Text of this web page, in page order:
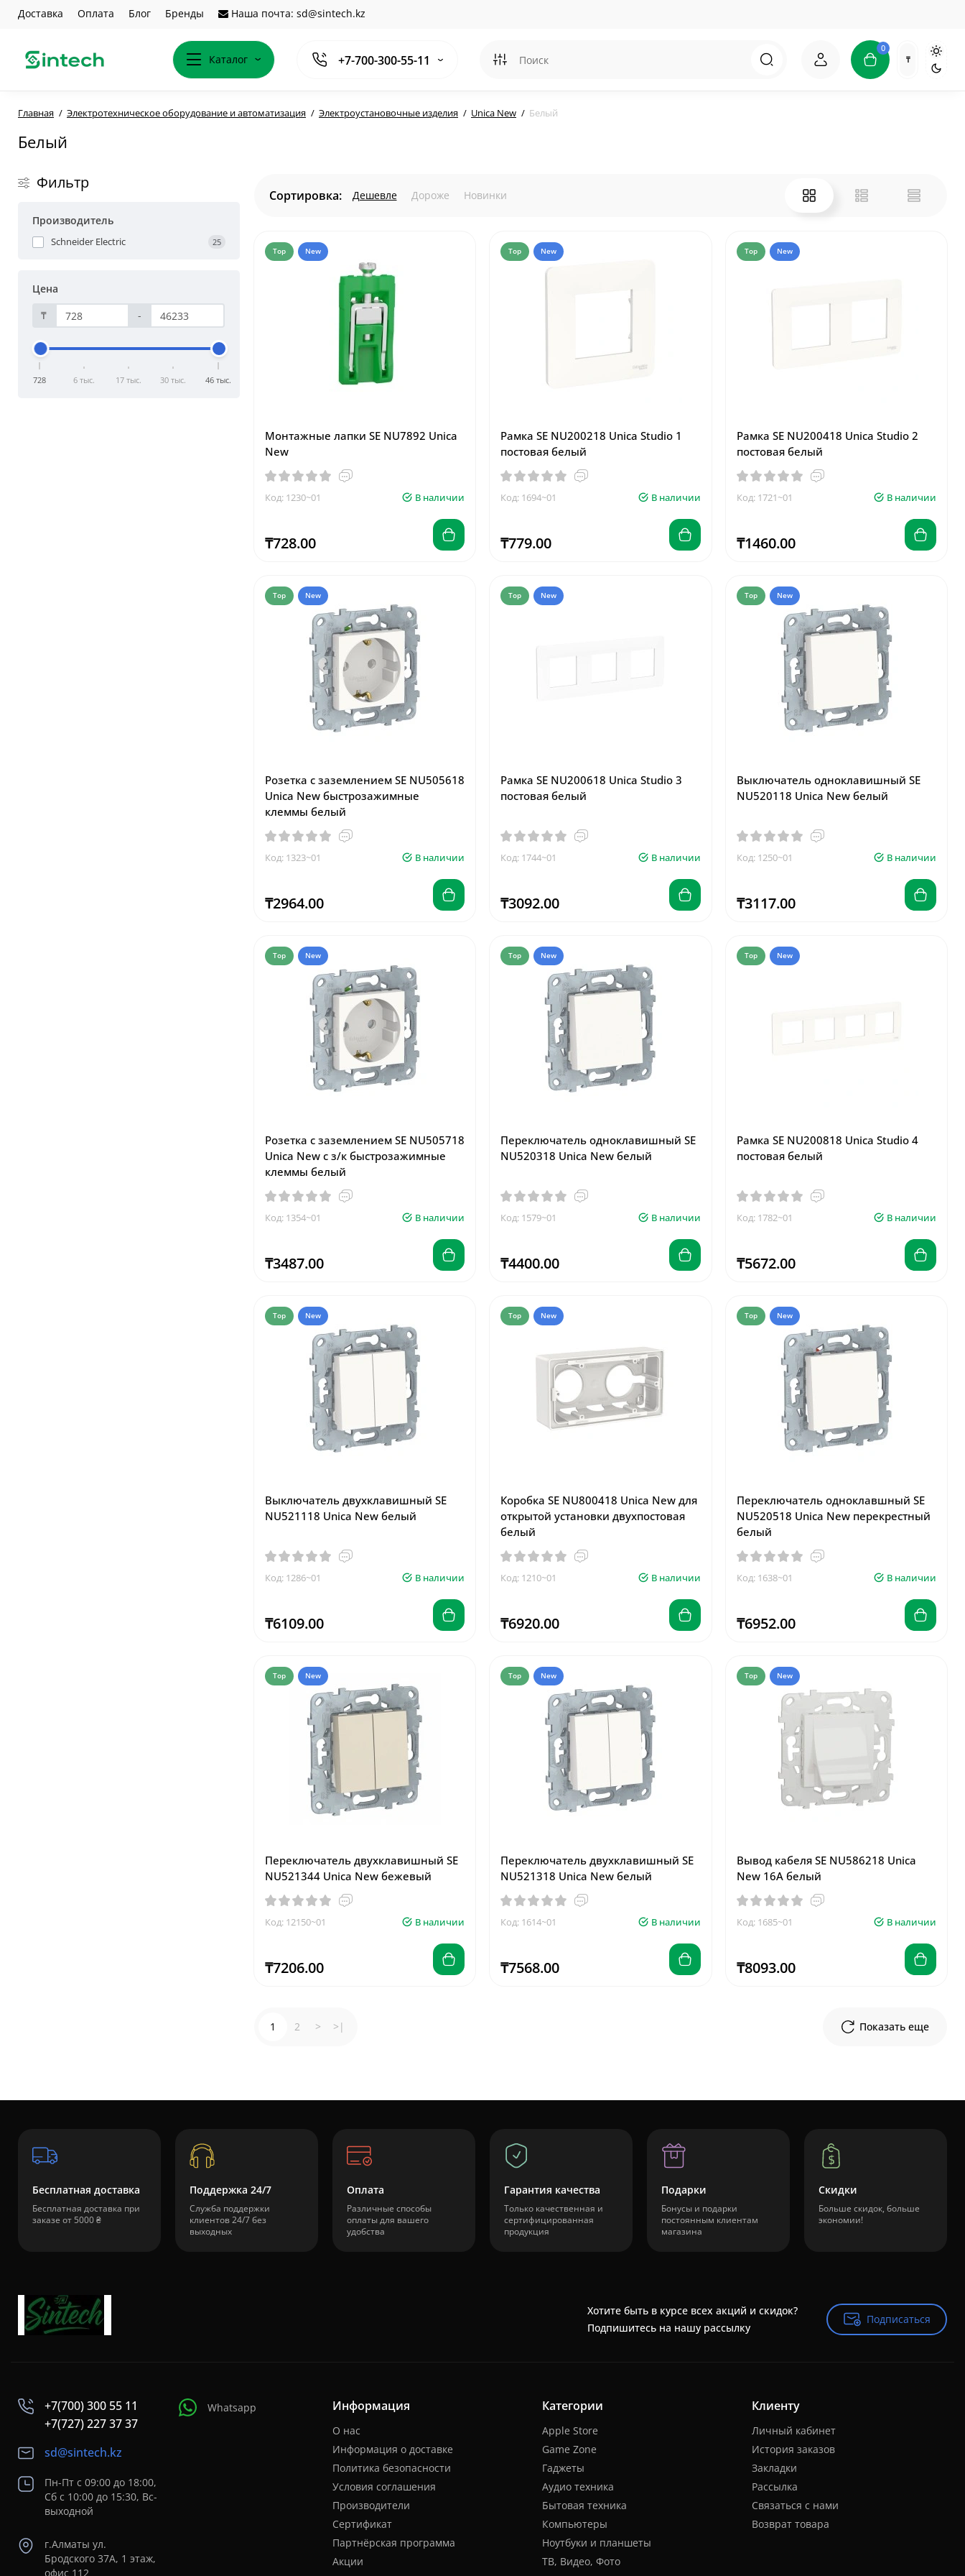
Доставка Оплата Блог Бренды Наша почта: sd@sintech.kz
Каталог +7-700-300-55-11
0
₸
Главная Электротехническое оборудование и автоматизация Электроустановочные изделия Unica New Белый
Белый
Фильтр
Производитель
Schneider Electric 25
Цена
₸
-
728 6 тыс. 17 тыс. 30 тыс. 46 тыс.
Сортировка: Дешевле Дороже Новинки
Top New
Монтажные лапки SE NU7892 Unica
New
Код: 1230~01 В наличии
₸728.00
Top New
Рамка SE NU200218 Unica Studio 1
постовая белый
Код: 1694~01 В наличии
₸779.00
Top New
Рамка SE NU200418 Unica Studio 2
постовая белый
Код: 1721~01 В наличии
₸1460.00
Top New
Розетка с заземлением SE NU505618
Unica New быстрозажимные
клеммы белый
Код: 1323~01 В наличии
₸2964.00
Top New
Рамка SE NU200618 Unica Studio 3
постовая белый
Код: 1744~01 В наличии
₸3092.00
Top New
Выключатель одноклавишный SE
NU520118 Unica New белый
Код: 1250~01 В наличии
₸3117.00
Top New
Розетка с заземлением SE NU505718
Unica New с з/к быстрозажимные
клеммы белый
Код: 1354~01 В наличии
₸3487.00
Top New
Переключатель одноклавишный SE
NU520318 Unica New белый
Код: 1579~01 В наличии
₸4400.00
Top New
Рамка SE NU200818 Unica Studio 4
постовая белый
Код: 1782~01 В наличии
₸5672.00
Top New
Выключатель двухклавишный SE
NU521118 Unica New белый
Код: 1286~01 В наличии
₸6109.00
Top New
Коробка SE NU800418 Unica New для
открытой установки двухпостовая
белый
Код: 1210~01 В наличии
₸6920.00
Top New
Переключатель одноклавшный SE
NU520518 Unica New перекрестный
белый
Код: 1638~01 В наличии
₸6952.00
Top New
Переключатель двухклавишный SE
NU521344 Unica New бежевый
Код: 12150~01 В наличии
₸7206.00
Top New
Переключатель двухклавишный SE
NU521318 Unica New белый
Код: 1614~01 В наличии
₸7568.00
Top New
Вывод кабеля SE NU586218 Unica
New 16А белый
Код: 1685~01 В наличии
₸8093.00
Показать еще
1 2 > >|
Бесплатная доставка
Бесплатная доставка при
заказе от 5000 ₴
Поддержка 24/7
Служба поддержки
клиентов 24/7 без
выходных
Оплата
Различные способы
оплаты для вашего
удобства
Гарантия качества
Только качественная и
сертифицированная
продукция
Подарки
Бонусы и подарки
постоянным клиентам
магазина
Скидки
Больше скидок, больше
экономии!
Хотите быть в курсе всех акций и скидок?
Подпишитесь на нашу рассылку
Подписаться
Подписаться
+7(700) 300 55 11
+7(727) 227 37 37
sd@sintech.kz
Пн-Пт с 09:00 до 18:00,
Сб с 10:00 до 15:30, Вс-
выходной
г.Алматы ул.
Бродского 37A, 1 этаж,
офис 112
Whatsapp Информация
О нас
Информация о доставке
Политика безопасности
Условия соглашения
Производители
Сертификат
Партнёрская программа
Акции
Категории
Apple Store
Game Zone
Гаджеты
Аудио техника
Бытовая техника
Компьютеры
Ноутбуки и планшеты
ТВ, Видео, Фото
Клиенту
Личный кабинет
История заказов
Закладки
Рассылка
Связаться с нами
Возврат товара